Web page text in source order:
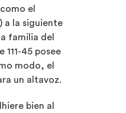
el
a la siguiente
familia del
45 posee
modo, el
un altavoz.
bien al